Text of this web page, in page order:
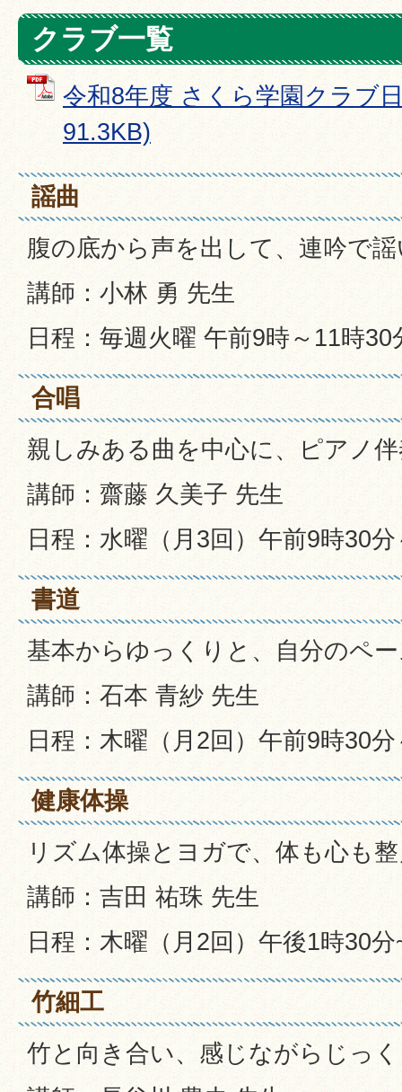
クラブ一覧
令和8年度 さくら学園クラブ
91.3KB)
謡曲
腹の底から声を出して、連吟で
講師：小林 勇 先生
日程：毎週火曜 午前9時～11時30
合唱
親しみある曲を中心に、ピアノ
講師：齋藤 久美子 先生
日程：水曜（月3回）午前9時30
書道
基本からゆっくりと、自分のペ
講師：石本 青紗 先生
日程：木曜（月2回）午前9時30
健康体操
リズム体操とヨガで、体も心も
講師：吉田 祐珠 先生
日程：木曜（月2回）午後1時30
竹細工
竹と向き合い、感じながらじっ